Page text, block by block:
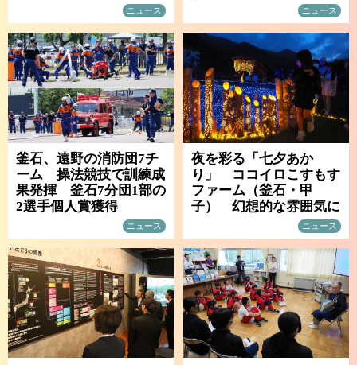
ニュース ニュース
釜石、遠野の消防団7チ
ーム 操法競技で訓練成
果発揮 釜石7分団1部の
2選手個人賞獲得
ニュース
夜を彩る「七夕あか
り」 ココイロこすもす
ファーム（釜石・甲
子） 幻想的な雰囲気に
ニュース